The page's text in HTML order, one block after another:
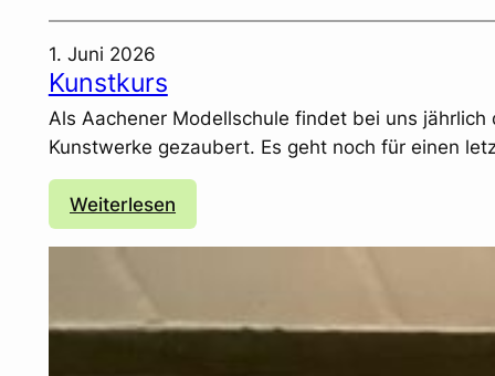
1. Juni 2026
Kunstkurs
Als Aachener Modellschule findet bei uns
Kunstwerke gezaubert. Es geht noch für einen
Weiterlesen
K
s